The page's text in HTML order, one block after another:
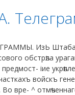
ИзЬ Штаба
обстрѣла
предмост- іие
войскъ
Во вре- ^